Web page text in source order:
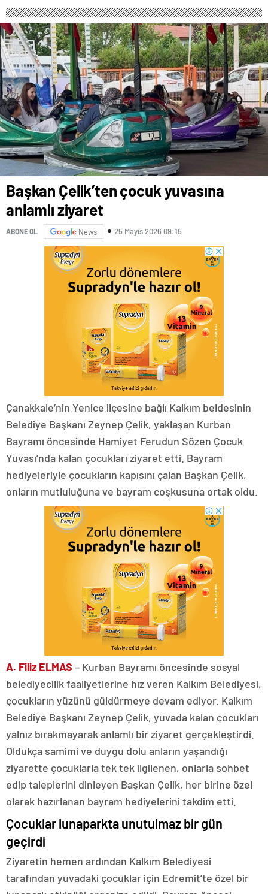
Başkan Çelik’ten çocuk yuvasına
anlamlı ziyaret
ABONE OL News 25 Mayıs 2026 09:15
Çanakkale’nin Yenice ilçesine bağlı Kalkım beldesinin
Belediye Başkanı Zeynep Çelik, yaklaşan Kurban
Bayramı öncesinde Hamiyet Ferudun Sözen Çocuk
Yuvası’nda kalan çocukları ziyaret etti. Bayram
hediyeleriyle çocukların kapısını çalan Başkan Çelik,
onların mutluluğuna ve bayram coşkusuna ortak oldu.
A. Filiz ELMAS – Kurban Bayramı öncesinde sosyal
belediyecilik faaliyetlerine hız veren Kalkım Belediyesi,
çocukların yüzünü güldürmeye devam ediyor. Kalkım
Belediye Başkanı Zeynep Çelik, yuvada kalan çocukları
yalnız bırakmayarak anlamlı bir ziyaret gerçekleştirdi.
Oldukça samimi ve duygu dolu anların yaşandığı
ziyarette çocuklarla tek tek ilgilenen, onlarla sohbet
edip taleplerini dinleyen Başkan Çelik, her birine özel
olarak hazırlanan bayram hediyelerini takdim etti.
Çocuklar lunaparkta unutulmaz bir gün
geçirdi
Ziyaretin hemen ardından Kalkım Belediyesi
tarafından yuvadaki çocuklar için Edremit’te özel bir